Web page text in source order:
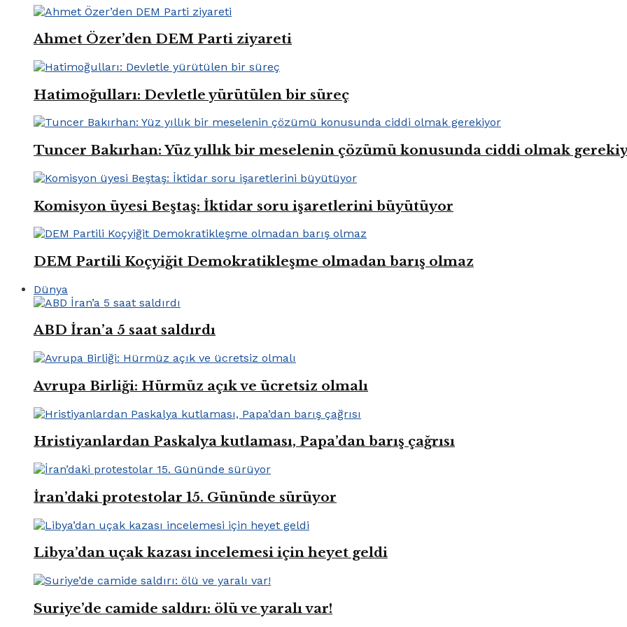
Ahmet Özer’den DEM Parti ziyareti
Hatimoğulları: Devletle yürütülen bir süreç
Tuncer Bakırhan: Yüz yıllık bir meselenin çözümü konusunda ciddi olmak
Komisyon üyesi Beştaş: İktidar soru işaretlerini büyütüyor
DEM Partili Koçyiğit Demokratikleşme olmadan barış olmaz
Dünya
ABD İran’a 5 saat saldırdı
Avrupa Birliği: Hürmüz açık ve ücretsiz olmalı
Hristiyanlardan Paskalya kutlaması, Papa’dan barış çağrısı
İran’daki protestolar 15. Gününde sürüyor
Libya’dan uçak kazası incelemesi için heyet geldi
Suriye’de camide saldırı: ölü ve yaralı var!